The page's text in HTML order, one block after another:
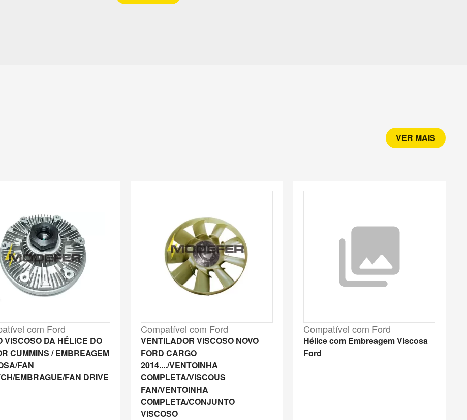
VER MAIS
com Ford
VISCOSO DA HÉLICE DO
CUMMINS / EMBREAGEM
FAN
EMBRAGUE/FAN DRIVE
Compatível com Ford
VENTILADOR VISCOSO NOVO
FORD CARGO
2014..../VENTOINHA
COMPLETA/VISCOUS
FAN/VENTOINHA
COMPLETA/CONJUNTO
VISCOSO
Compatível com Ford
Hélice com Embreagem Viscosa
Ford